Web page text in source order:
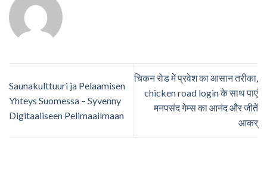
Saunakulttuuri ja Pelaamisen
Yhteys Suomessa – Syvenny
Digitaaliseen Pelimaailmaan
चिकन रोड में प्रवेश का आसान तरीका,
chicken road login के साथ पाएं
मनपसंद गेम्स का आनंद और जीतें
आकर्